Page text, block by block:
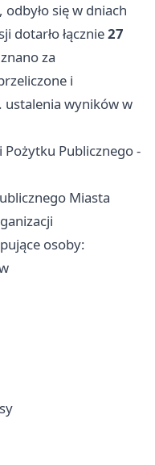
się w dniach
dotarło łącznie27
za
i
ustalenia wyników w
Pożytku Publicznego -
Miasta
osoby: